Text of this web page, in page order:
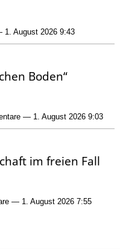
1. August 2026 9:43
Boden“
— 1. August 2026 9:03
im freien Fall
— 1. August 2026 7:55